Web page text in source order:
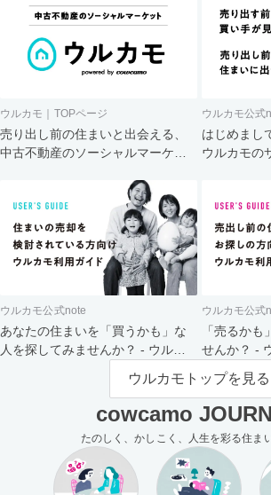
ウルカモ｜TOPページ
売り出し前の住まいと出会える、
中古不動産のソーシャルマーケッ
ウルカモ公式
はじめまし
ウルカモの
ウルカモ公式note
あなたの住まいを「買うかも」な
人を探してみませんか？ - ウルカ
ウルカモ公式
「売るかも
せんか？ -
主さま向け）
ウルカモトップを見る
cowcamo
たのしく、かしこく、人生を彩る住ま